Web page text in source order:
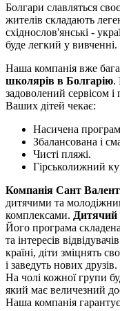
Болгари славляться
жителів складають
східнослов'янські -
буде легкий у вивченні.
Наша компанія вже
школярів в Болгарію.
задоволений сервісом
Ваших дітей чекає:
Насичена
Збалансована і
Чисті пляжі.
Гірськолижний
Компанія Сант
дитячими та
комплексами. Дитячий
Його програма
та інтересів
країні, діти зміцнять
і заведуть нових друзів.
На чолі кожної групи
який має величезний
Наша компанія